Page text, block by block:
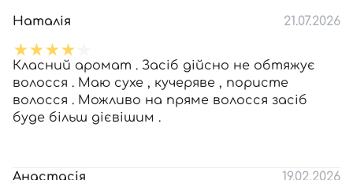
Наталія 21.07.2026
Класний аромат . Засіб дійсно не обтяжує
волосся . Маю сухе , кучеряве , пористе
волосся . Можливо на пряме волосся засіб
буде більш дієвішим .
Анастасія 19.02.2026